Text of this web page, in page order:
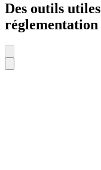
Des outils
réglementation